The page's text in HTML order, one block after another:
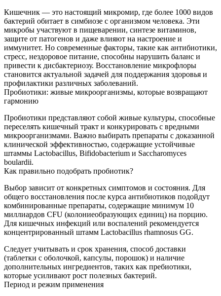
Кишечник — это настоящий микромир, где более 1000 видов
бактерий обитает в симбиозе с организмом человека. Эти
микробы участвуют в пищеварении, синтезе витаминов,
защите от патогенов и даже влияют на настроение и
иммунитет. Но современные факторы, такие как антибиотики,
стресс, нездоровое питание, способны нарушить баланс и
привести к дисбактериозу. Восстановление микрофлоры
становится актуальной задачей для поддержания здоровья и
профилактики различных заболеваний.
Пробиотики: живые микроорганизмы, которые возвращают
гармонию
Пробиотики представляют собой живые культуры, способные
переселять кишечный тракт и конкурировать с вредными
микроорганизмами. Важно выбирать препараты с доказанной
клинической эффективностью, содержащие устойчивые
штаммы Lactobacillus, Bifidobacterium и Saccharomyces
boulardii.
Как правильно подобрать пробиотик?
Выбор зависит от конкретных симптомов и состояния. Для
общего восстановления после курса антибиотиков подойдут
комбинированные препараты, содержащие минимум 10
миллиардов CFU (колониеобразующих единиц) на порцию.
Для кишечных инфекций или воспалений рекомендуется
концентрированный штамм Lactobacillus rhamnosus GG.
Следует учитывать и срок хранения, способ доставки
(таблетки с оболочкой, капсулы, порошок) и наличие
дополнительных ингредиентов, таких как пребиотики,
которые усиливают рост полезных бактерий.
Период и режим применения